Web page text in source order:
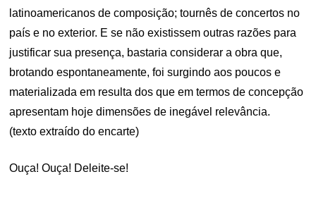
latinoamericanos de composição; tournês de concertos no
país e no exterior. E se não existissem outras razões para
justificar sua presença, bastaria considerar a obra que,
brotando espontaneamente, foi surgindo aos poucos e
materializada em resulta dos que em termos de concepção
apresentam hoje dimensões de inegável relevância.
(texto extraído do encarte)
Ouça! Ouça! Deleite-se!